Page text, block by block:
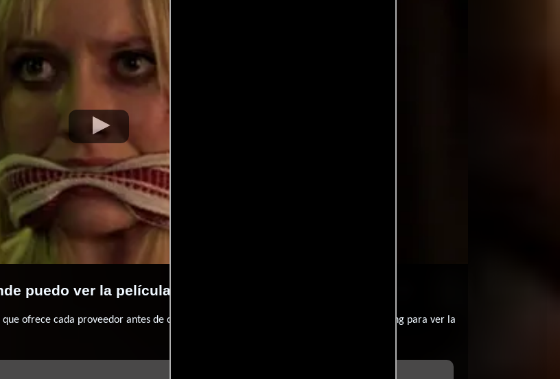
puedo ver la películas Crawl?
ofrece cada proveedor antes de comprar, alquilar o contratar un servicio de streming para ver la